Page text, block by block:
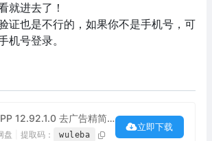
就进去了！
证也是不行的，如果你不是手机号，可
机号登录。
百度贴吧APP 12.92.1.0 去广告精简版下载
盘 提取码： wuleba
立即下载